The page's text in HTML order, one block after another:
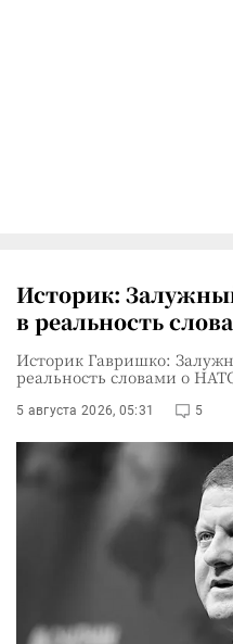
Историк:
в реальность
Историк Гавришко:
реальность словами о
5 августа 2026, 05:31 5